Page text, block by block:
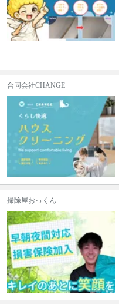
合同会社CHANGE
掃除屋おっくん